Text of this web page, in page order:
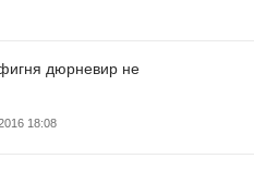
дюрневир не
18:08